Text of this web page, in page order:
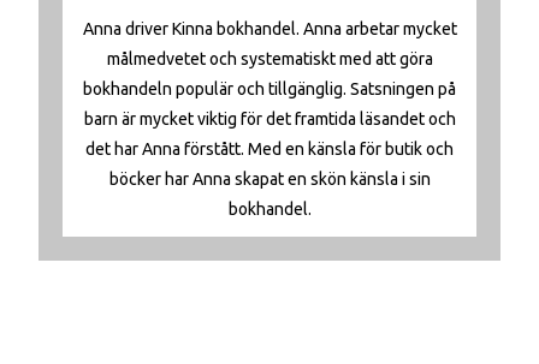
Anna driver Kinna bokhandel. Anna arbetar mycket
målmedvetet och systematiskt med att göra
bokhandeln populär och tillgänglig. Satsningen på
barn är mycket viktig för det framtida läsandet och
det har Anna förstått. Med en känsla för butik och
böcker har Anna skapat en skön känsla i sin
bokhandel.